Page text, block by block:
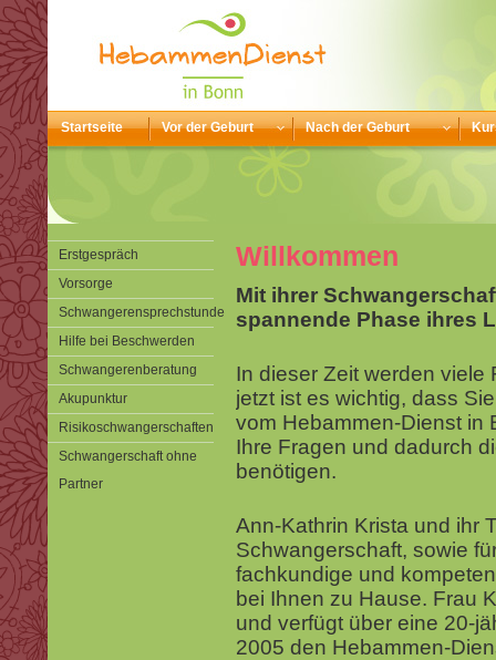
Startseite Vor der Geburt Nach der Geburt
Erstgespräch
Vorsorge
Schwangerensprechstunde
Hilfe bei Beschwerden
Schwangerenberatung
Akupunktur
Risikoschwangerschaften
Schwangerschaft ohne
Partner
Willkommen
Mit ihrer
spannende Phase ihres
In dieser Zeit werden
jetzt ist es wichtig, dass
vom Hebammen-Dienst in
Ihre Fragen und dadurch
benötigen.
Ann-Kathrin Krista und ihr
Schwangerschaft, sowie
fachkundige und
bei Ihnen zu Hause. Frau
und verfügt über eine 20-
2005 den Hebammen-